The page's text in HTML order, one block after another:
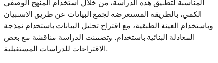
الكمي، بالطريقة المستعرضة لجمع البيانات عن طريق الاستبيان
وباستخدام العينة الطبقية، مع اقتراح تحليل البيانات باستخدام نمذجة
المعادلة البنائية باستخدام. وتضمنت الدراسة مناقشة مع بعض
الاقتراحات للدراسات المستقبلية.